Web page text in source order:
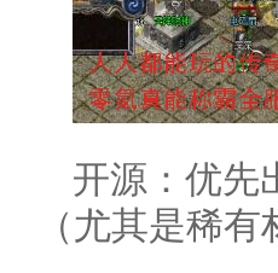
开源：优先
（尤其是稀